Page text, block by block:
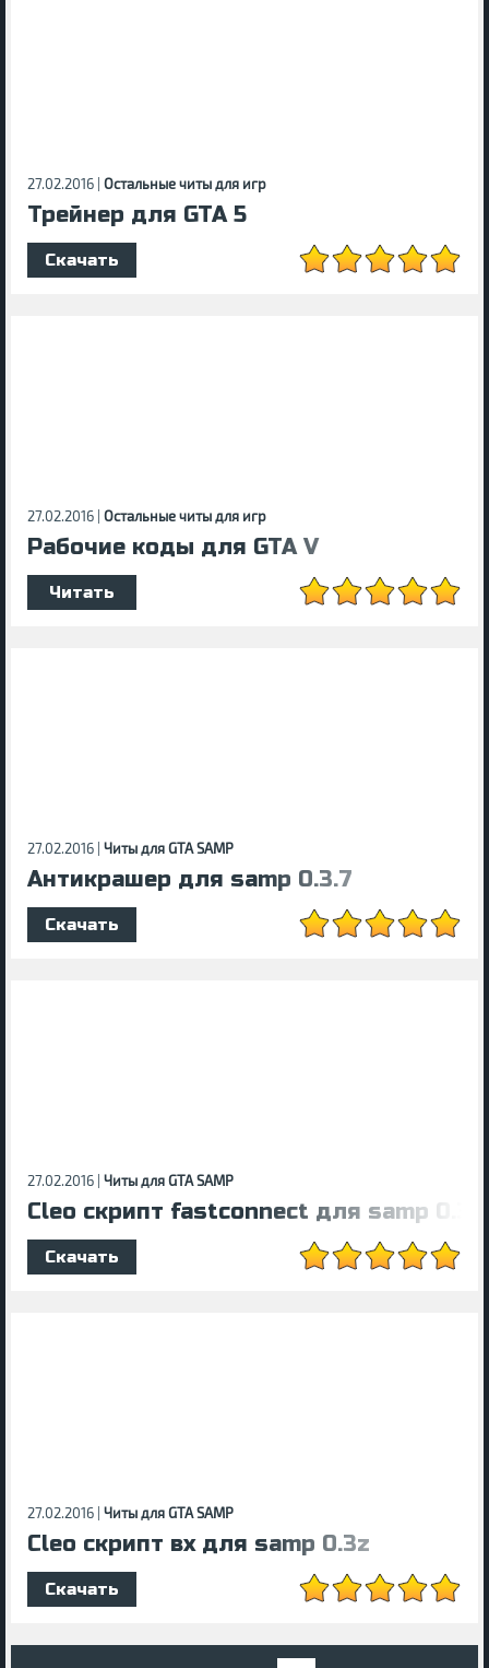
27.02.2016 | Остальные читы для игр
Трейнер для GTA 5
Скачать
27.02.2016 | Остальные читы для игр
Рабочие коды для GTA V
Читать
27.02.2016 | Читы для GTA SAMP
Антикрашер для samp 0.3.7
Скачать
27.02.2016 | Читы для GTA SAMP
Cleo скрипт fastconnect для samp 0.3z
Скачать
27.02.2016 | Читы для GTA SAMP
Cleo скрипт вх для samp 0.3z
Скачать